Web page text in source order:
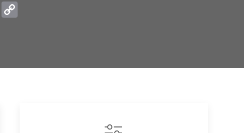
Email